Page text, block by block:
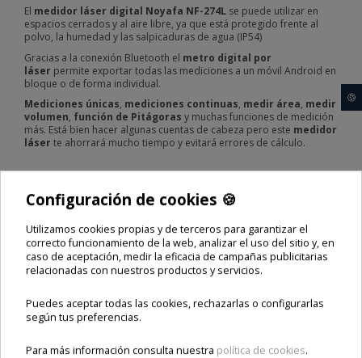
El medidor láser digital Noyafa NF-274L se puede utilizar en
espacios cerrados y al aire libre, ya que está protegido frente al
polvo, la humedad y las salpicaduras de agua (IP54)
Gracias a la conexión Bluetooth el metro digital por
láser permite exportar todas las mediciones a un móvil Android en
bloque o de forma individual.
Mediciones únicas, mediciones continuas, medir área, medir
volumen, función de Pitágoras y muchas funciones de medición
más. Está bien hacer algunas cuentas de cabeza pero este medidor
láserte ahorrará mucho tiempo y evitará errores de cálculo.
metros
con distribución en España y el mejor servicio
técnico y postventa
Compartir
Configuración de cookies 🍪
Utilizamos cookies propias y de terceros para garantizar el
correcto funcionamiento de la web, analizar el uso del sitio y, en
caso de aceptación, medir la eficacia de campañas publicitarias
relacionadas con nuestros productos y servicios.
Puedes aceptar todas las cookies, rechazarlas o configurarlas
según tus preferencias.
Para más información consulta nuestra política de cookies.
🍪